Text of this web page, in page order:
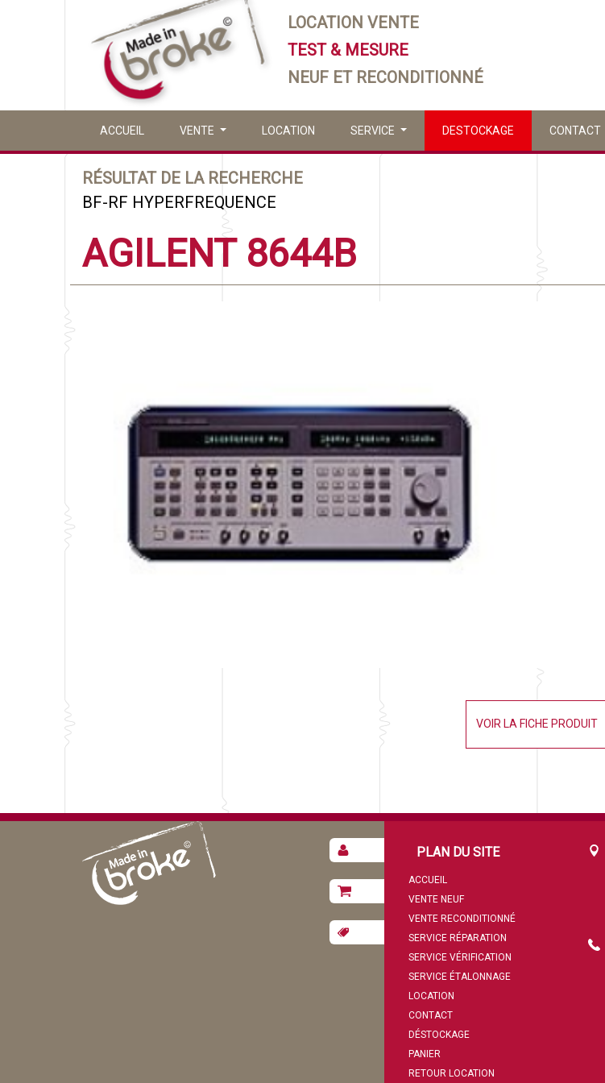
LOCATION VENTE
TEST & MESURE
NEUF ET RECONDITIONNÉ
ACCUEIL VENTE LOCATION SERVICE DESTOCKAGE CONTACT
RÉSULTAT DE LA RECHERCHE
BF-RF HYPERFREQUENCE
AGILENT 8644B
VOIR LA FICHE PRODUIT
PLAN DU SITE
ACCUEIL
VENTE NEUF
VENTE RECONDITIONNÉ
SERVICE RÉPARATION
SERVICE VÉRIFICATION
SERVICE ÉTALONNAGE
LOCATION
CONTACT
DÉSTOCKAGE
PANIER
RETOUR LOCATION